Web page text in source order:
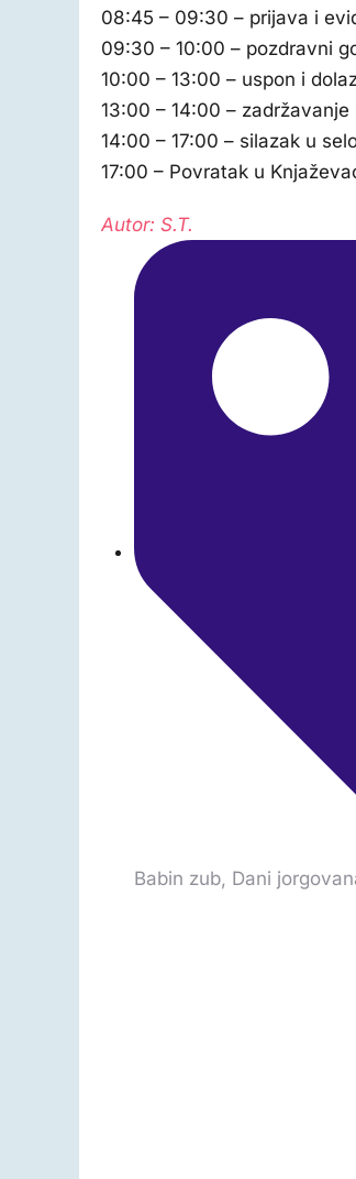
08:45 – 09:30 – prijava i
09:30 – 10:00 – pozdravni
10:00 – 13:00 – uspon i
13:00 – 14:00 –
14:00 – 17:00 – silazak u
17:00 – Povratak u
Autor: S.T.
Babin zub, Dani